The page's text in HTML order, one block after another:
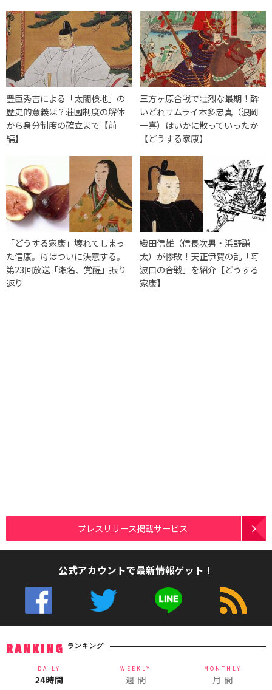
豊臣秀吉による「太閤検地」の
歴史的意義は？荘園制度の解体
から身分制度の確立まで【前
編】
三方ヶ原合戦で壮烈な最期！酔
いどれサムライ本多忠真（浪岡
一喜）はいかに散っていったか
【どうする家康】
「どうする家康」壊れてしまっ
た信康。母はついに決意する。
第23回放送「瀬名、覚醒」振り
返り
織田信雄（信長次男・浜野謙
太）が惨敗！天正伊賀の乱「阿
波口の合戦」を紹介【どうする
家康】
プレスリリース掲載サービス
公式アカウントで最新情報ゲット！
RANKING ランキング
DAILY
24時間
WEEKLY
週 間
MONTHLY
月 間